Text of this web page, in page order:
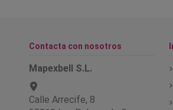
Contacta con nosotros
Mapexbell S.L.
Calle Arrecife, 8